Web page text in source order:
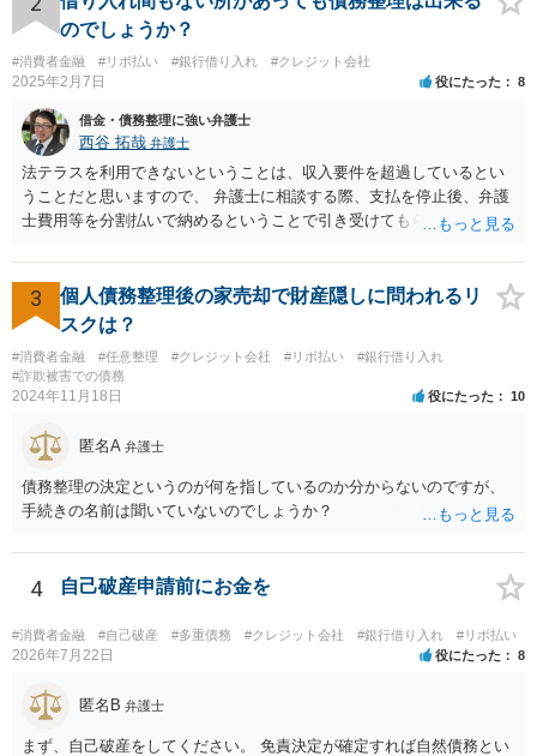
のでしょうか？
#消費者金融 #リボ払い #銀行借り入れ #クレジット会社
2025年2月7日 役にたった 8
借金・債務整理に強い弁護士
西谷 拓哉 弁護士
法テラスを利用できないということは、収入要件を超過しているとい
うことだと思いますので、 弁護士に相談する際、支払を停止後、弁護
士費用等を分割払いで納めるということで引き受けてもらえないか確
は、負債が拡大するだけになるのでお勧めできませんが あとは、相談
者様のご判断になると思いますので、私からのアドバイスは一旦これ
で終わりとさせていただきます。
3
個人債務整理後の家売却で財産隠しに問われるリ
スクは？
#消費者金融 #任意整理 #クレジット会社 #リボ払い
#銀行借り入れ
#詐欺被害での債務
2024年11月18日 役にたった 10
匿名A 弁護士
債務整理の決定というのが何を指しているのか分からないのですが、
手続きの名前は聞いていないのでしょうか？
4 自己破産申請前にお金を
#消費者金融 #自己破産 #多重債務 #クレジット会社 #銀行借り入れ #リボ払い
2026年7月22日 役にたった 8
匿名B 弁護士
まず、自己破産をしてください。 免責決定が確定すれば自然債務とい